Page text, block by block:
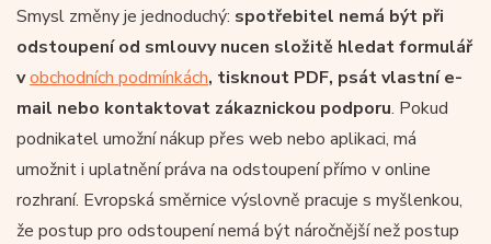
Smysl změny je jednoduchý: spotřebitel nemá být při
odstoupení od smlouvy nucen složitě hledat formulář
vobchodních podmínkách, tisknout PDF, psát vlastní e-
mail nebo kontaktovat zákaznickou podporu. Pokud
podnikatel umožní nákup přes web nebo aplikaci, má
umožnit i uplatnění práva na odstoupení přímo v online
rozhraní. Evropská směrnice výslovně pracuje s myšlenkou,
že postup pro odstoupení nemá být náročnější než postup